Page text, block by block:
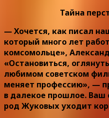
Тайна
— Хочется, как писал
который много лет
комсомольце»,
«Остановиться,
любимом советском
меняет профессию», —
в далекое прошлое. Ваш
род Жуковых уходит